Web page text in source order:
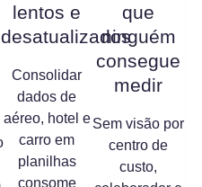
lentos e
desatualizados
Consolidar
dados de
aéreo, hotel e
carro em
planilhas
consome
que
ninguém
consegue
medir
Sem visão por
centro de
custo,